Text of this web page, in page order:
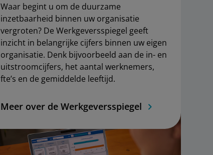
Waar begint u om de duurzame
inzetbaarheid binnen uw organisatie
vergroten? De Werkgeversspiegel geeft
inzicht in belangrijke cijfers binnen uw eigen
organisatie. Denk bijvoorbeeld aan de in- en
uitstroomcijfers, het aantal werknemers,
fte’s en de gemiddelde leeftijd.
Meer over de Werkgeversspiegel